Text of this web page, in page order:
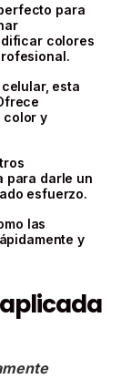
para
colores
esta
color y
para darle un
esfuerzo.
las
y